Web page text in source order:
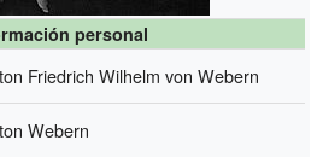
personal
Friedrich Wilhelm von Webern
Webern